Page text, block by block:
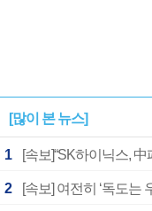
[많이 본 뉴스]
1 [속보]“SK하이닉스,
2